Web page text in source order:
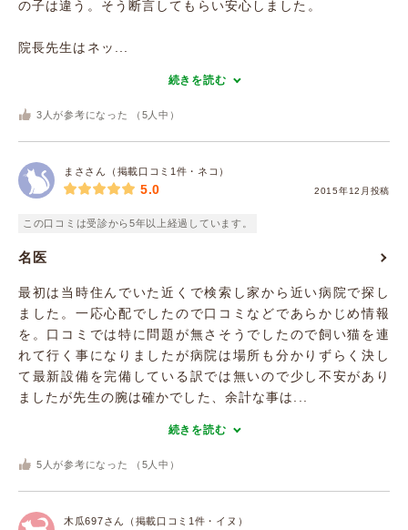
の子は違う。そう断言してもらい安心しました。
院長先生はネッ...
続きを読む
3 人が参考になった （ 5 人中）
まささん（掲載口コミ1件・ネコ）
2015年12月投稿
5.0
この口コミは受診から5年以上経過しています。
名医
最初は当時住んでいた近くで検索し家から近い病院で探し
ました。一応心配でしたので口コミなどであらかじめ情報
を。口コミでは特に問題が無さそうでしたので飼い猫を連
れて行く事になりましたが病院は場所も分かりずらく決し
て最新設備を完備している訳では無いので少し不安があり
ましたが先生の腕は確かでした、余計な事は...
続きを読む
5 人が参考になった （ 5 人中）
木瓜697さん（掲載口コミ1件・イヌ）